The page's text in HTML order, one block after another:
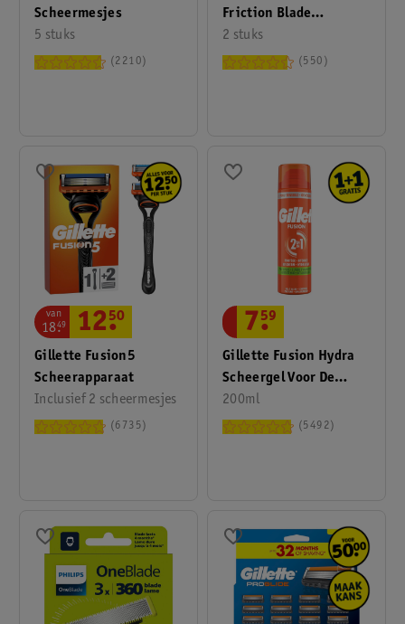
Scheermesjes
5 stuks
2210
Friction Blade
QP225/50 Navulmesjes
2 stuks
550
Gillette Fusion5
Scheerapparaat
Inclusief 2 scheermesjes
van
18.
49 12.
50
6735
Gillette Fusion Hydra
Scheergel Voor De
Gevoelige Huid
200ml
7.
59
5492